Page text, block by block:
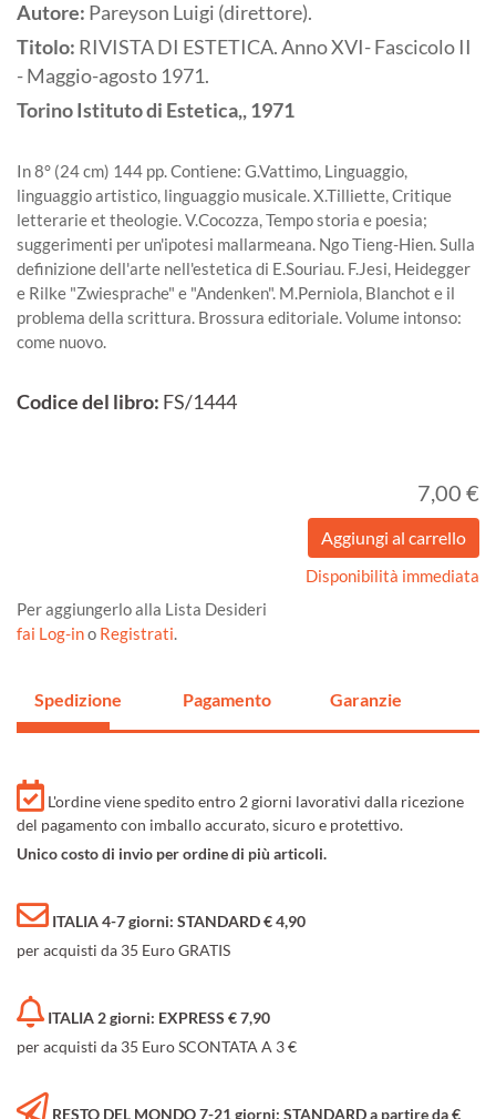
Autore: Pareyson Luigi (direttore).
Titolo: RIVISTA DI ESTETICA. Anno XVI- Fascicolo II
- Maggio-agosto 1971.
TorinoIstituto di Estetica,,1971
In 8° (24 cm) 144 pp. Contiene: G.Vattimo, Linguaggio,
linguaggio artistico, linguaggio musicale. X.Tilliette, Critique
letterarie et theologie. V.Cocozza, Tempo storia e poesia;
suggerimenti per un'ipotesi mallarmeana. Ngo Tieng-Hien. Sulla
definizione dell'arte nell'estetica di E.Souriau. F.Jesi, Heidegger
e Rilke "Zwiesprache" e "Andenken". M.Perniola, Blanchot e il
problema della scrittura. Brossura editoriale. Volume intonso:
come nuovo.
Codice del libro: FS/1444
7,00 €
Disponibilità immediata
Per aggiungerlo alla Lista Desideri
fai Log-ino Registrati.
Spedizione Pagamento Garanzie
L'ordine viene spedito entro 2 giorni lavorativi dalla ricezione
del pagamento con imballo accurato, sicuro e protettivo.
Unico costo di invio per ordine di più articoli.
ITALIA 4-7 giorni: STANDARD € 4,90
per acquisti da 35 Euro GRATIS
ITALIA 2 giorni: EXPRESS € 7,90
per acquisti da 35 Euro SCONTATA A 3 €
RESTO DEL MONDO 7-21 giorni: STANDARD a partire da €